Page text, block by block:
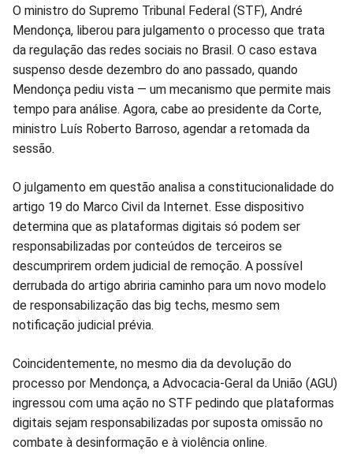
Compartilhar
no
Facebook
Compartilhar
no
Whatsapp
Compartilhar
no
Twitter
Compartilhar
no
Messenger
Compartilhar
no
Telegram
no
Gettr
O ministro do Supremo Tribunal Federal (STF), André
Mendonça, liberou para julgamento o processo que trata
da regulação das redes sociais no Brasil. O caso estava
suspenso desde dezembro do ano passado, quando
Mendonça pediu vista — um mecanismo que permite mais
tempo para análise. Agora, cabe ao presidente da Corte,
ministro Luís Roberto Barroso, agendar a retomada da
sessão.
O julgamento em questão analisa a constitucionalidade do
artigo 19 do Marco Civil da Internet. Esse dispositivo
determina que as plataformas digitais só podem ser
responsabilizadas por conteúdos de terceiros se
descumprirem ordem judicial de remoção. A possível
derrubada do artigo abriria caminho para um novo modelo
de responsabilização das big techs, mesmo sem
notificação judicial prévia.
Coincidentemente, no mesmo dia da devolução do
processo por Mendonça, a Advocacia-Geral da União (AGU)
ingressou com uma ação no STF pedindo que plataformas
digitais sejam responsabilizadas por suposta omissão no
combate à desinformação e à violência online.